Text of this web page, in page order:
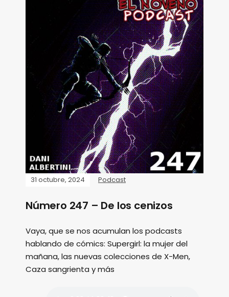
31 octubre, 2024 Podcast
Número 247 – De los cenizos
Vaya, que se nos acumulan los podcasts
hablando de cómics: Supergirl: la mujer del
mañana, las nuevas colecciones de X-Men,
Caza sangrienta y más